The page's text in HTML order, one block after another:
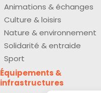
Animations & échanges
Culture & loisirs
Nature & environnement
Solidarité & entraide
Sport
Équipements &
infrastructures